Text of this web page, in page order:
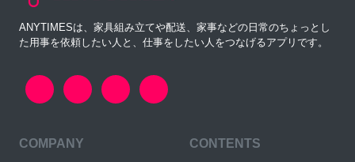
ANYTIMESは、家具組み立てや配送、家事などの日常のちょっとし
た用事を依頼したい人と、仕事をしたい人をつなげるアプリです。
COMPANY CONTENTS